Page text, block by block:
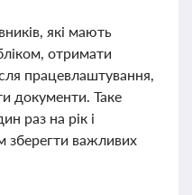
які мають
отримати
працевлаштування,
документи. Таке
раз на рік і
зберегти важливих